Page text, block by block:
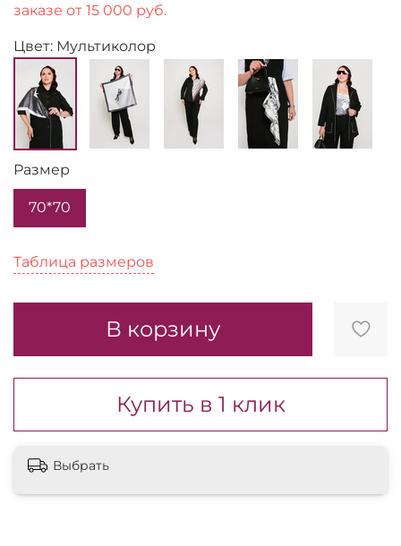
заказе от 15 000 руб.
Цвет: Мультиколор
Таблица размеров
В корзину
Купить в 1 клик
Размер
70*70
Выбрать